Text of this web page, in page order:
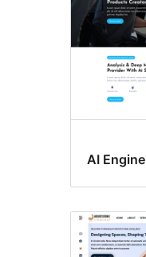
AI Engine